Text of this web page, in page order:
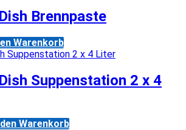
Brennpaste
Warenkorb
Suppenstation 2 x 4
Warenkorb